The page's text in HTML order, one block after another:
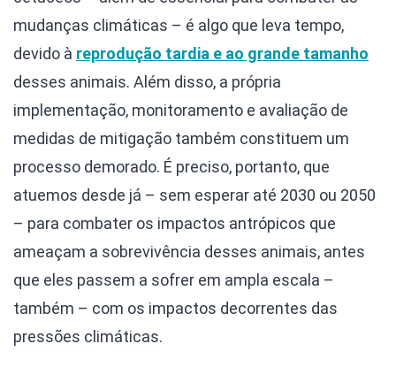
mudanças climáticas – é algo que leva tempo,
devido à reprodução tardia e ao grande tamanho
desses animais. Além disso, a própria
implementação, monitoramento e avaliação de
medidas de mitigação também constituem um
processo demorado. É preciso, portanto, que
atuemos desde já – sem esperar até 2030 ou 2050
– para combater os impactos antrópicos que
ameaçam a sobrevivência desses animais, antes
que eles passem a sofrer em ampla escala –
também – com os impactos decorrentes das
pressões climáticas.